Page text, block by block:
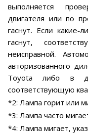
выполняется
двигателя или по
гаснут. Если
гаснут,
неисправной.
авторизованного
Toyota либо в
соответствующую
*2: Лампа горит или
*3: Лампа часто
*4: Лампа мигает,